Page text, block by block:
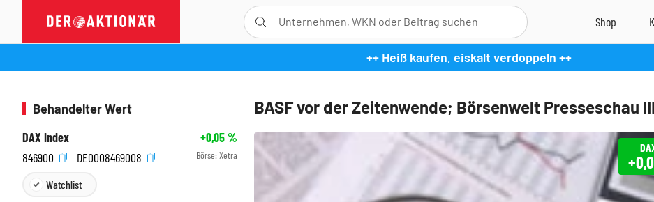
++ Heiß kaufen, eiskalt verdoppeln ++
BASF vor der Zeitenwende; Börsenwelt Presseschau III
Behandelter Wert
DAX Index
+0,05%
846900
DE0008469008 Börse: Xetra
Watchlist